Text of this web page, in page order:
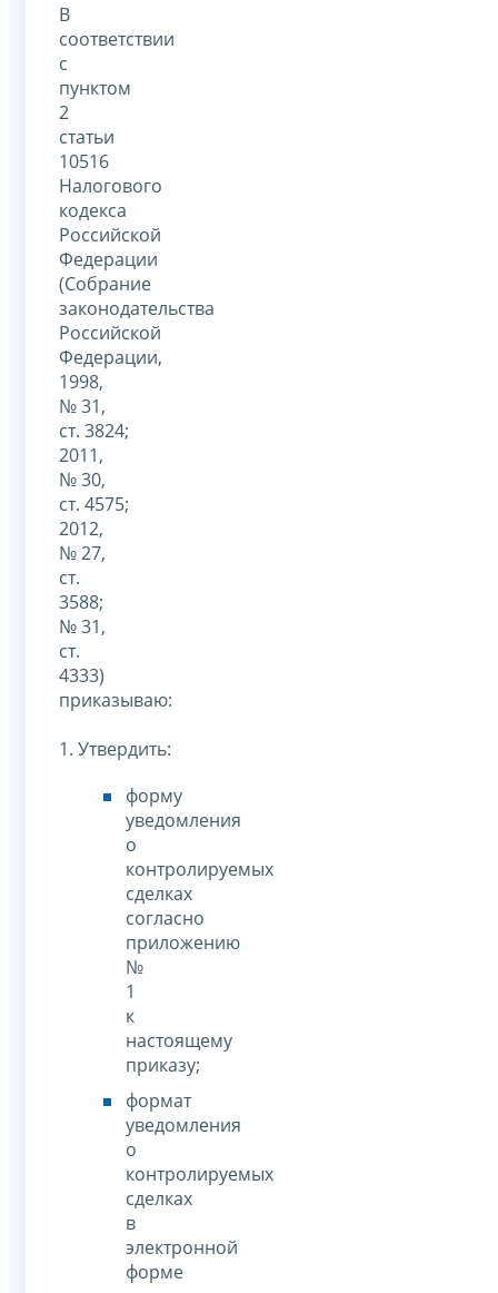
В
соответствии
с
пунктом
2
статьи
10516
Налогового
кодекса
Российской
Федерации
(Собрание
законодательства
Российской
Федерации,
1998,
№ 31,
ст. 3824;
2011,
№ 30,
ст. 4575;
2012,
№ 27,
ст.
3588;
№ 31,
ст.
4333)
приказываю:
1. Утвердить:
форму
уведомления
о
контролируемых
сделках
согласно
приложению
№
1
к
настоящему
приказу;
формат
уведомления
о
контролируемых
сделках
в
электронной
форме